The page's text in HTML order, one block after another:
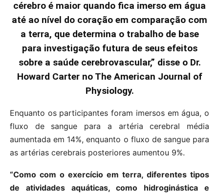
cérebro é maior quando fica imerso em água
até ao nível do coração em comparação com
a terra, que determina o trabalho de base
para investigação futura de seus efeitos
sobre a saúde cerebrovascular,” disse o Dr.
Howard Carter no The American Journal of
Physiology.
Enquanto os participantes foram imersos em água, o
fluxo de sangue para a artéria cerebral média
aumentada em 14%, enquanto o fluxo de sangue para
as artérias cerebrais posteriores aumentou 9%.
“Como com o exercício em terra, diferentes tipos
de atividades aquáticas, como hidroginástica e